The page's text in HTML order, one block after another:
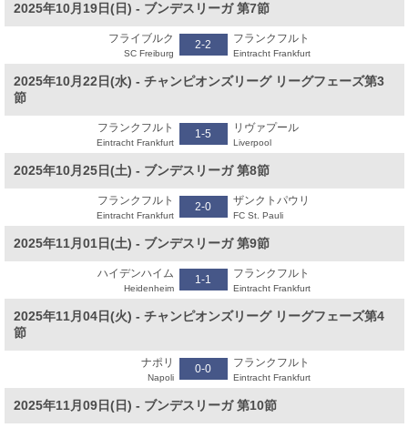
2025年10月19日(日) - ブンデスリーガ 第7節
フライブルク
SC Freiburg
2-2 フランクフルト
Eintracht Frankfurt
2025年10月22日(水) - チャンピオンズリーグ リーグフェーズ第3
節
フランクフルト
Eintracht Frankfurt
1-5 リヴァプール
Liverpool
2025年10月25日(土) - ブンデスリーガ 第8節
フランクフルト
Eintracht Frankfurt
2-0 ザンクトパウリ
FC St. Pauli
2025年11月01日(土) - ブンデスリーガ 第9節
ハイデンハイム
Heidenheim
1-1 フランクフルト
Eintracht Frankfurt
2025年11月04日(火) - チャンピオンズリーグ リーグフェーズ第4
節
ナポリ
Napoli
0-0 フランクフルト
Eintracht Frankfurt
2025年11月09日(日) - ブンデスリーガ 第10節